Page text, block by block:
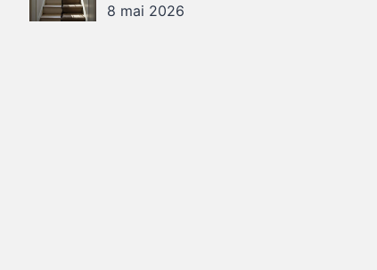
8 mai 2026